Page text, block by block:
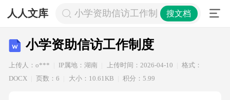
人人文库 小学资助信访工作制度搜文档
小学资助信访工作制度
上传人：o*** IP属地：湖南 上传时间：2026-04-10
格式：
DOCX
页数：6 大小：10.61KB 积分：5.99